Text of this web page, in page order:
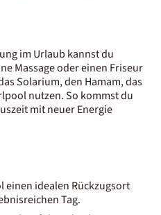
im Urlaub kannst du
Massage oder einen Friseur
Solarium, den Hamam, das
nutzen. So kommst du
mit neuer Energie
einen idealen Rückzugsort
Tag.